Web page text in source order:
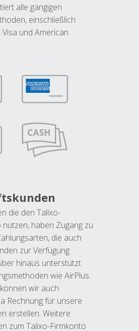
alle gängigen
einschließlich
und American
die den Talixo-
nutzen, haben Zugang zu
die auch
zur Verfügung
hinaus unterstützt
wie AirPlus.
wir auch
Rechnung für unsere
erstellen. Weitere
zum Talixo-Firmkonto